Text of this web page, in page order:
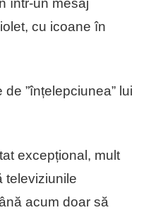
într-un mesaj
cu icoane în
”înțelepciunea” lui
excepțional, mult
televiziunile
acum doar să